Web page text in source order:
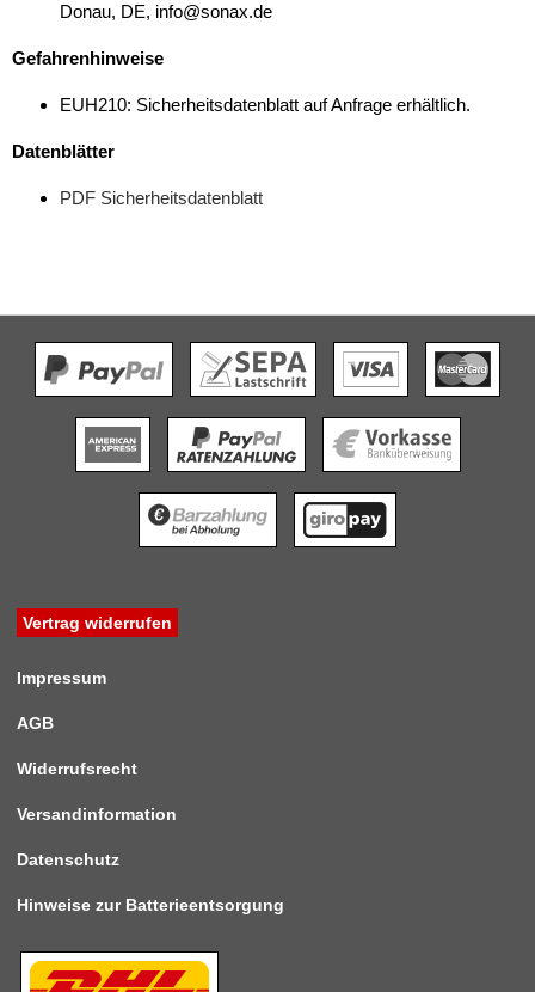
Donau, DE, info@sonax.de
Gefahrenhinweise
EUH210: Sicherheitsdatenblatt auf Anfrage erhältlich.
Datenblätter
PDF Sicherheitsdatenblatt
Vertrag widerrufen
Impressum
AGB
Widerrufsrecht
Versandinformation
Datenschutz
Hinweise zur Batterieentsorgung